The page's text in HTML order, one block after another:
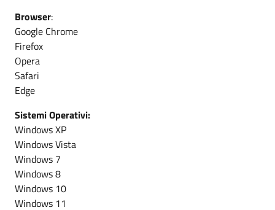
Browser:
Google Chrome
Firefox
Opera
Safari
Edge
Sistemi Operativi:
Windows XP
Windows Vista
Windows 7
Windows 8
Windows 10
Windows 11